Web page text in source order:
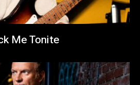
Me Tonite